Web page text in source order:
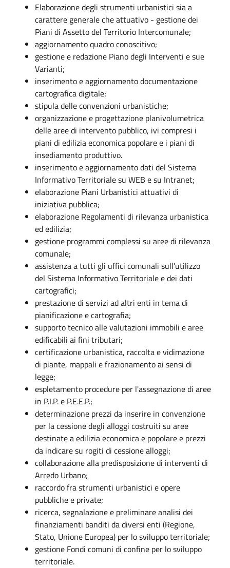
Elaborazione degli strumenti urbanistici sia a
carattere generale che attuativo - gestione dei
Piani di Assetto del Territorio Intercomunale;
aggiornamento quadro conoscitivo;
gestione e redazione Piano degli Interventi e sue
Varianti;
inserimento e aggiornamento documentazione
cartografica digitale;
stipula delle convenzioni urbanistiche;
organizzazione e progettazione planivolumetrica
delle aree di intervento pubblico, ivi compresi i
piani di edilizia economica popolare e i piani di
insediamento produttivo.
inserimento e aggiornamento dati del Sistema
Informativo Territoriale su WEB e su Intranet;
elaborazione Piani Urbanistici attuativi di
iniziativa pubblica;
elaborazione Regolamenti di rilevanza urbanistica
ed edilizia;
gestione programmi complessi su aree di rilevanza
comunale;
assistenza a tutti gli uffici comunali sull'utilizzo
del Sistema Informativo Territoriale e dei dati
cartografici;
prestazione di servizi ad altri enti in tema di
pianificazione e cartografia;
supporto tecnico alle valutazioni immobili e aree
edificabili ai fini tributari;
certificazione urbanistica, raccolta e vidimazione
di piante, mappali e frazionamento ai sensi di
legge;
espletamento procedure per l'assegnazione di aree
in P.I.P. e P.E.E.P.;
determinazione prezzi da inserire in convenzione
per la cessione degli alloggi costruiti su aree
destinate a edilizia economica e popolare e prezzi
da indicare su rogiti di cessione alloggi;
collaborazione alla predisposizione di interventi di
Arredo Urbano;
raccordo fra strumenti urbanistici e opere
pubbliche e private;
ricerca, segnalazione e preliminare analisi dei
finanziamenti banditi da diversi enti (Regione,
Stato, Unione Europea) per lo sviluppo territoriale;
gestione Fondi comuni di confine per lo sviluppo
territoriale.